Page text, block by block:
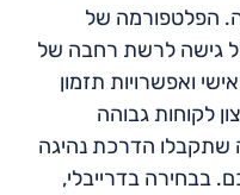
הפלטפורמה של
גישה לרשת רחבה של
ואפשרויות תזמון
לקוחות גבוהה
שתקבלו הדרכת נהיגה
בבחירה בדרייבלי,